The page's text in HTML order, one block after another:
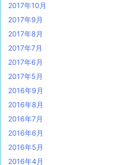
2017年10月
2017年9月
2017年8月
2017年7月
2017年6月
2017年5月
2016年9月
2016年8月
2016年7月
2016年6月
2016年5月
2016年4月